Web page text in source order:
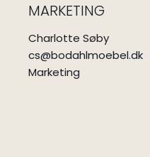
MARKETING
Charlotte Søby
cs@bodahlmoebel.dk
Marketing